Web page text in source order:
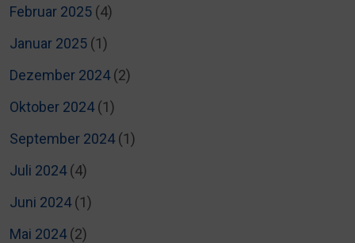
Februar 2025 (4)
Januar 2025 (1)
Dezember 2024(2)
Oktober 2024(1)
September 2024(1)
Juli 2024(4)
Juni 2024(1)
Mai 2024(2)